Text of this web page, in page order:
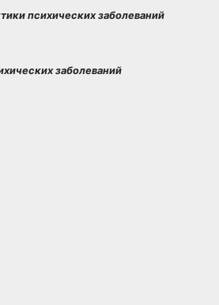
психических заболеваний
заболеваний